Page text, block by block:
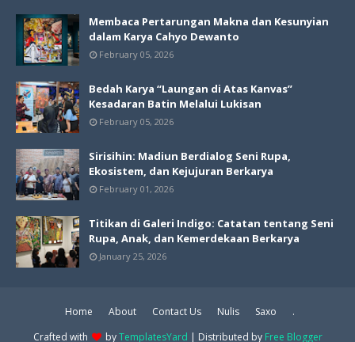
Membaca Pertarungan Makna dan Kesunyian
dalam Karya Cahyo Dewanto
February 05, 2026
Bedah Karya “Laungan di Atas Kanvas”
Kesadaran Batin Melalui Lukisan
February 05, 2026
Sirisihin: Madiun Berdialog Seni Rupa,
Ekosistem, dan Kejujuran Berkarya
February 01, 2026
Titikan di Galeri Indigo: Catatan tentang Seni
Rupa, Anak, dan Kemerdekaan Berkarya
January 25, 2026
Home About Contact Us Nulis Saxo
.
Crafted with
byTemplatesYard | Distributed by Free Blogger